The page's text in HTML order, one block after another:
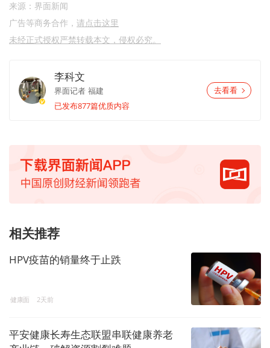
来源：界面新闻
广告等商务合作， 请点击这里
未经正式授权严禁转载本文，侵权必究。
李科文
界面记者 福建
已发布877篇优质内容
去看看
相关推荐
HPV疫苗的销量终于止跌
健康面 2天前
平安健康长寿生态联盟串联健康养老